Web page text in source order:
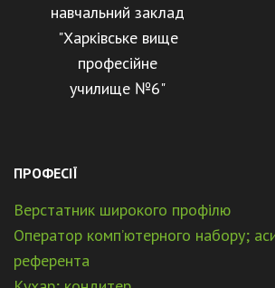
навчальний заклад
"Харківське вище
професійне
училище №6"
ПРОФЕСІЇ
Верстатник широкого профілю
Оператор комп’ютерного набору;
референта